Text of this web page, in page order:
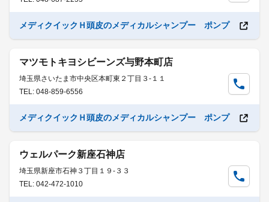
メディクイックＨ頭皮のメディカルシャンプー ポンプ
マツモトキヨシビーンズ与野本町店
埼玉県さいたま市中央区本町東２丁目３-１１
TEL: 048-859-6556
メディクイックＨ頭皮のメディカルシャンプー ポンプ
ウェルパーク新座石神店
埼玉県新座市石神３丁目１９-３３
TEL: 042-472-1010